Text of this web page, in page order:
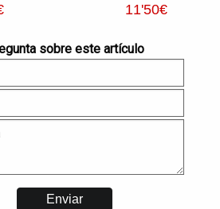
11'50€
sobre este artículo